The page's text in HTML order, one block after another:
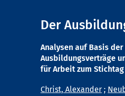
Der
Analysen auf Basis
Ausbildungsverträge
für Arbeit zum
Christ, Alexander ;